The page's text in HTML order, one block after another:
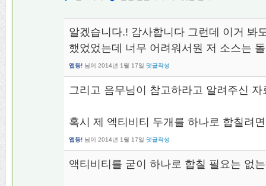
알겠습니다.! 감사합니다 그런데 이거 봐
했었었는데 너무 어려워서원 저 소스는
앱등! 님이 2014년 1월 17일 댓글작성
그리고 음무님이 참고하라고 알려주신
혹시 제 엑티비티 두개를 하나로 합칠려
앱등! 님이 2014년 1월 17일 댓글작성
액티비티를 굳이 하나로 합칠 필요는 없